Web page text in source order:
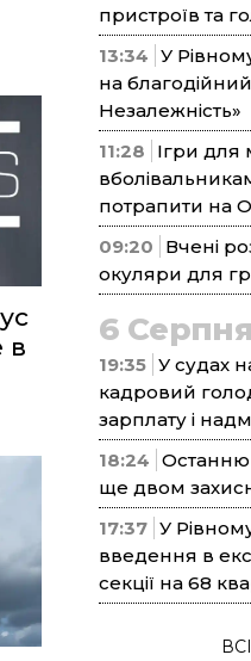
в
пристроїв та
13:34 У
на
Незалежність»
11:28
Ігри для
потрапити на
09:20
Вчені
окуляри для
6
19:35 У судах
кадровий
зарплату і
18:24 Останню
ще двом
17:37 У
введення в
секції на 68